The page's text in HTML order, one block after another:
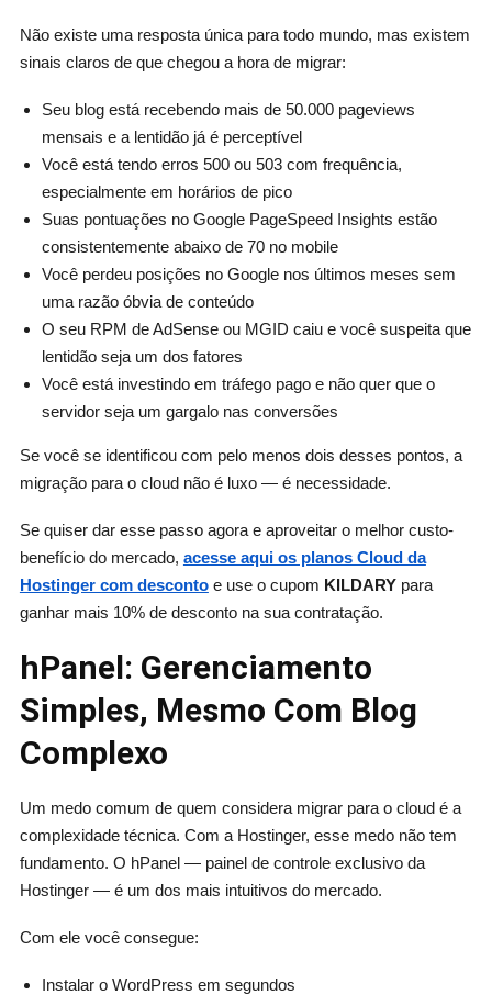
Não existe uma resposta única para todo mundo, mas existem
sinais claros de que chegou a hora de migrar:
Seu blog está recebendo mais de 50.000 pageviews
mensais e a lentidão já é perceptível
Você está tendo erros 500 ou 503 com frequência,
especialmente em horários de pico
Suas pontuações no Google PageSpeed Insights estão
consistentemente abaixo de 70 no mobile
Você perdeu posições no Google nos últimos meses sem
uma razão óbvia de conteúdo
O seu RPM de AdSense ou MGID caiu e você suspeita que
lentidão seja um dos fatores
Você está investindo em tráfego pago e não quer que o
servidor seja um gargalo nas conversões
Se você se identificou com pelo menos dois desses pontos, a
migração para o cloud não é luxo — é necessidade.
Se quiser dar esse passo agora e aproveitar o melhor custo-
benefício do mercado, acesse aqui os planos Cloud da
Hostinger com descontoe use o cupom KILDARYpara
ganhar mais 10% de desconto na sua contratação.
hPanel: Gerenciamento
Simples, Mesmo Com Blog
Complexo
Um medo comum de quem considera migrar para o cloud é a
complexidade técnica. Com a Hostinger, esse medo não tem
fundamento. O hPanel — painel de controle exclusivo da
Hostinger — é um dos mais intuitivos do mercado.
Com ele você consegue:
Instalar o WordPress em segundos